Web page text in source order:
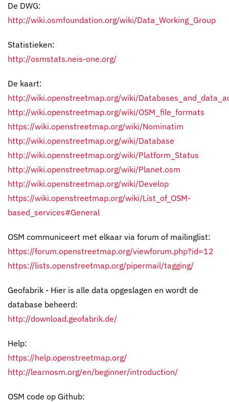
De DWG:
http://wiki.osmfoundation.org/wiki/Data_Working_Group
Statistieken:
http://osmstats.neis-one.org/
De kaart:
http://wiki.openstreetmap.org/wiki/
http://wiki.openstreetmap.org/wiki/OSM_file_formats
https://wiki.openstreetmap.org/wiki/Nominatim
http://wiki.openstreetmap.org/wiki/Database
http://wiki.openstreetmap.org/wiki/Platform_Status
http://wiki.openstreetmap.org/wiki/Planet.osm
http://wiki.openstreetmap.org/wiki/Develop
https://wiki.openstreetmap.org/wiki/List_of_OSM-
based_services#General
OSM communiceert met elkaar via forum of mailinglist:
https://forum.openstreetmap.org/viewforum.php?id=12
https://lists.openstreetmap.org/pipermail/tagging/
Geofabrik - Hier is alle data opgeslagen en wordt de
database beheerd:
http://download.geofabrik.de/
Help:
https://help.openstreetmap.org/
http://learnosm.org/en/beginner/introduction/
OSM code op Github: